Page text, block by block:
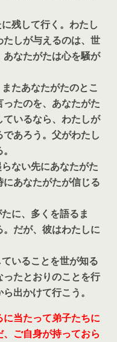
残して行く。わたし
しが与えるのは、世
なたがたは心を騒が
たあなたがたのとこ
たのを、あなたがた
いるなら、わたしが
あろう。父がわたし
ない先にあなたがた
あなたがたが信じる
に、多くを語るま
だが、彼はわたしに
いることを世が知る
たとおりのことを行
出かけて行こう。
に当たって弟子たちに
ご自身が持っておら